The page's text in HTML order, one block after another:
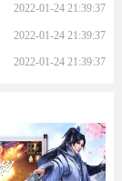
2022-01-24 21:39:37
2022-01-24 21:39:37
2022-01-24 21:39:37